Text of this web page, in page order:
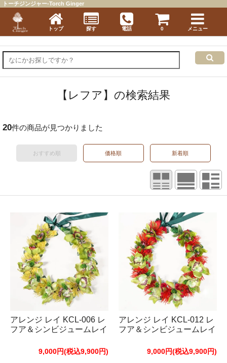
【レフア】の検索結果
20件の商品が見つかりました
おすすめ順 価格順 新着順
アレンジ レイ KCL-006 レ
フア＆シンビジュームレイ
9,000円(税込9,900円)
アレンジ レイ KCL-012 レ
フア＆シンビジュームレイ
9,000円(税込9,900円)
トーチジンジャー-Torch Ginger
トップ 探す 電話 0 メニュー